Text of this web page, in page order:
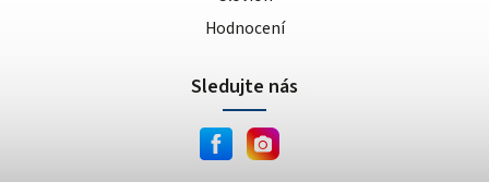
Hodnocení
Sledujte nás